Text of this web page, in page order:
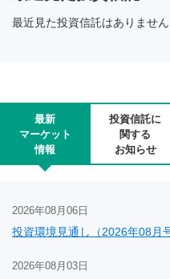
最近見た投資信託はありません
最新
マーケット
情報
投資信託に
関する
お知らせ
2026年08月06日
投資環境見通し（2026年08月
2026年08月03日